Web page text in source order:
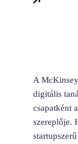
A
digitális
csapatként
szereplője.